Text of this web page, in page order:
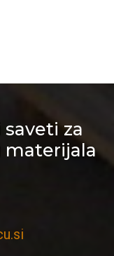
za
materijala